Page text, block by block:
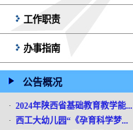
工作职责
办事指南
公告概况
· 2024年陕西省基础教育教学能...
· 西工大幼儿园“《孕育科学梦...